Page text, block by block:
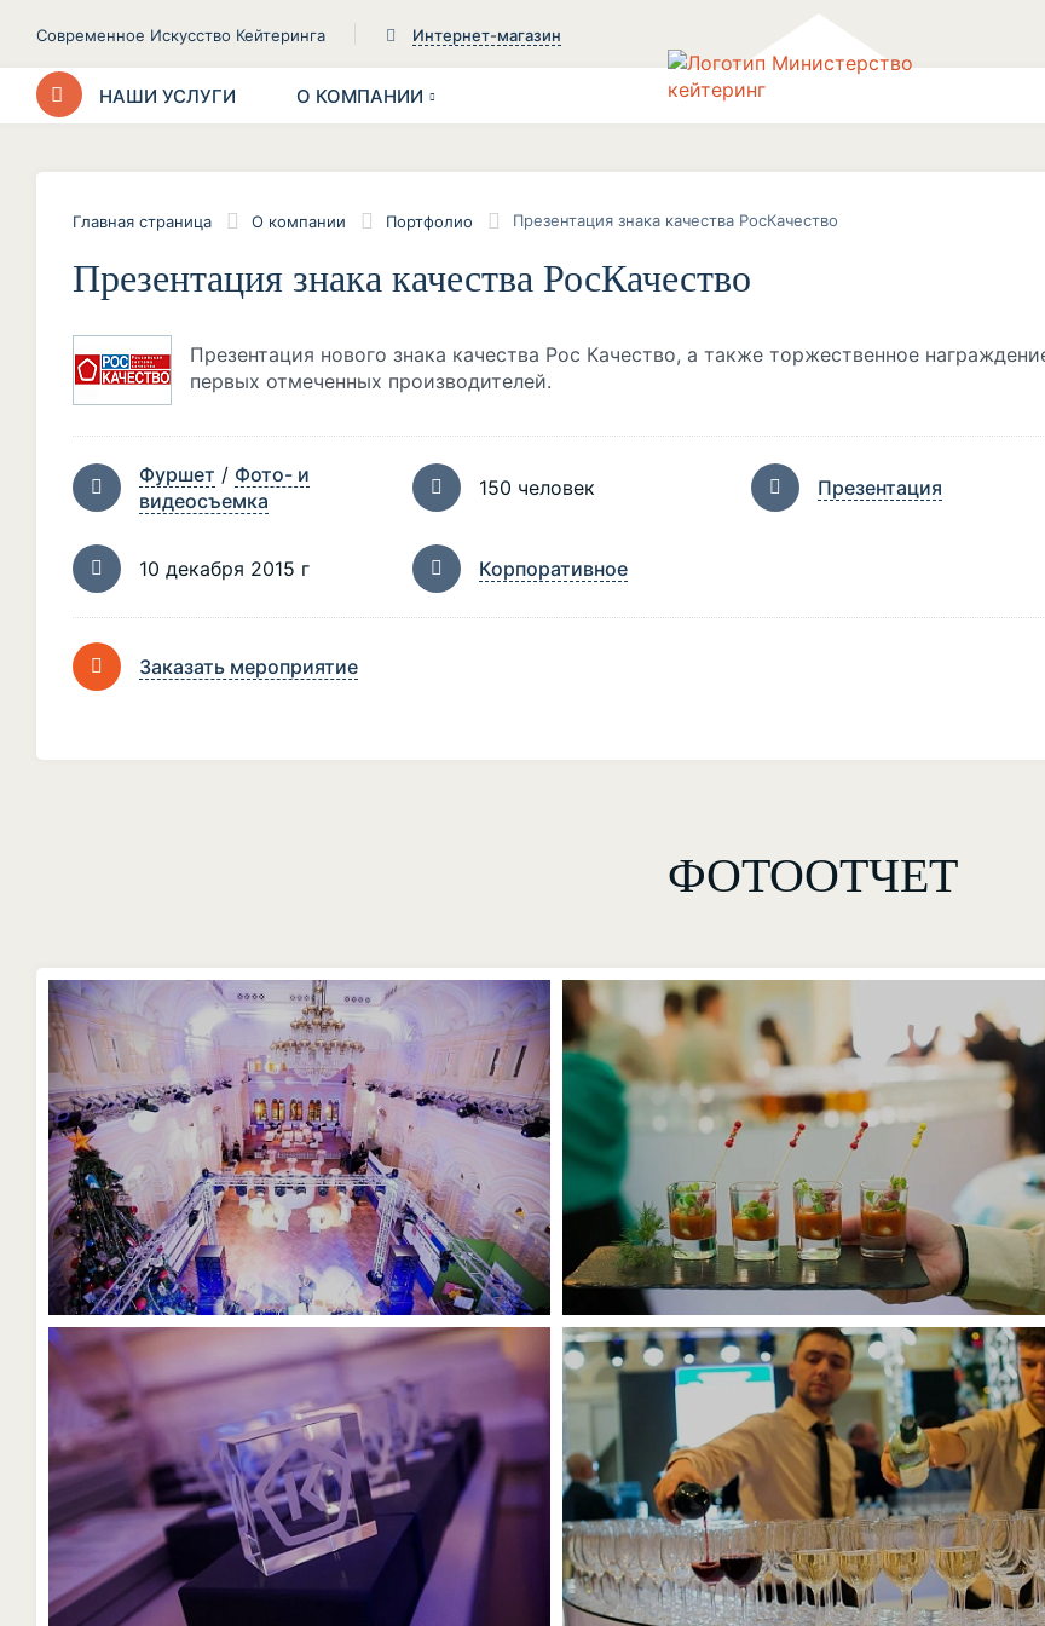
Современное Искусство Кейтеринга Интернет-магазин
НАШИ УСЛУГИ О КОМПАНИИ
Главная страница О компании Портфолио Презентация знака качества РосКачество
Презентация знака качества РосКачество
Презентация нового знака качества Рос Качество, а также торжественное
первых отмеченных производителей.
Фуршет / Фото- и
видеосъемка
150 человек Презентация
10 декабря 2015 г Корпоративное
Заказать мероприятие
ФОТООТЧЕТ